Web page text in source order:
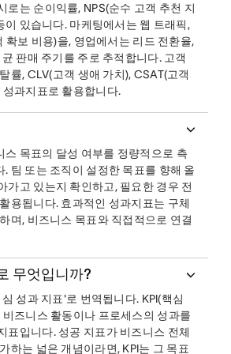
로는 순이익률, NPS(순수 고객 추천 지
이 있습니다. 마케팅에서는 웹 트래픽,
확보 비용)을, 영업에서는 리드 전환율,
판매 주기를 주로 추적합니다. 고객
률, CLV(고객 생애 가치), CSAT(고객
성과지표로 활용합니다.
스 목표의 달성 여부를 정량적으로 측
. 팀 또는 조직이 설정한 목표를 향해 올
가고 있는지 확인하고, 필요한 경우 전
용됩니다. 효과적인 성과지표는 구체
며, 비즈니스 목표와 직접적으로 연결
무엇입니까?
성과 지표'로 번역됩니다. KPI(핵심
비즈니스 활동이나 프로세스의 성과를
표입니다. 성공 지표가 비즈니스 전체
하는 넓은 개념이라면, KPI는 그 목표